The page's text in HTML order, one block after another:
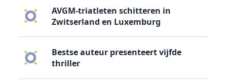
AVGM-triatleten schitteren in
Zwitserland en Luxemburg
Bestse auteur presenteert vijfde
thriller